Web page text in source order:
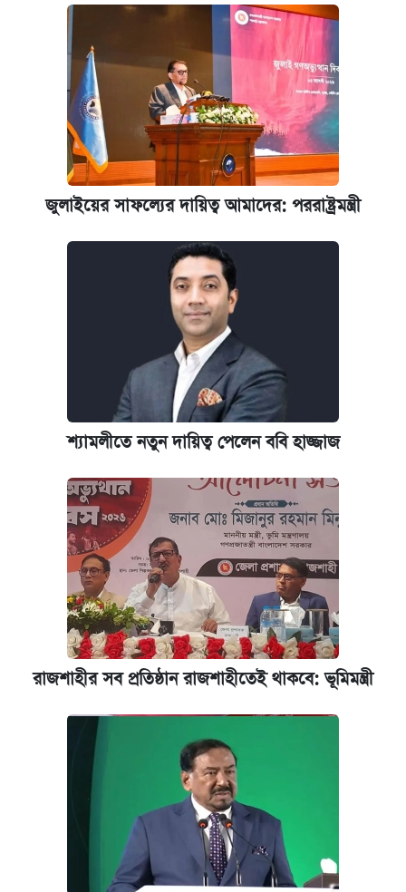
জুলাইয়ের সাফল্যের দায়িত্ব আমাদের: পররাষ্ট্রমন্ত্রী
শ্যামলীতে নতুন দায়িত্ব পেলেন ববি হাজ্জাজ
রাজশাহীর সব প্রতিষ্ঠান রাজশাহীতেই থাকবে: ভূমিমন্ত্রী